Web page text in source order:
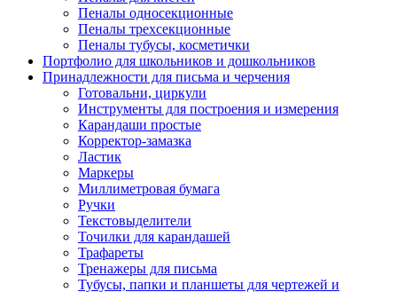
Пеналы односекционные
Пеналы трехсекционные
Пеналы тубусы, косметички
Портфолио для школьников и дошкольников
Принадлежности для письма и черчения
Готовальни, циркули
Инструменты для построения и измерения
Карандаши простые
Корректор-замазка
Ластик
Маркеры
Миллиметровая бумага
Ручки
Текстовыделители
Точилки для карандашей
Трафареты
Тренажеры для письма
Тубусы, папки и планшеты для чертежей и